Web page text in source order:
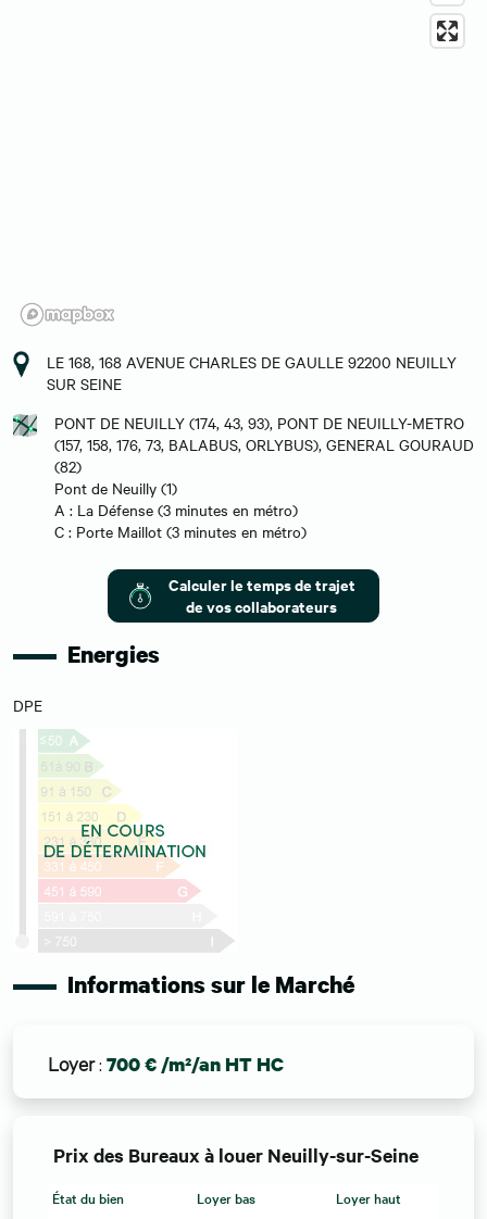
LE 168, 168 AVENUE CHARLES DE GAULLE 92200 NEUILLY
SUR SEINE
PONT DE NEUILLY (174, 43, 93), PONT DE NEUILLY-METRO
(157, 158, 176, 73, BALABUS, ORLYBUS), GENERAL GOURAUD
(82)
Pont de Neuilly (1)
A : La Défense (3 minutes en métro)
C : Porte Maillot (3 minutes en métro)
Calculer le temps de trajet
de vos collaborateurs
Energies
DPE
Informations sur le Marché
Loyer: 700 € /m²/an HT HC
Prix des Bureaux à louer Neuilly-sur-Seine
État du bien Loyer bas Loyer haut